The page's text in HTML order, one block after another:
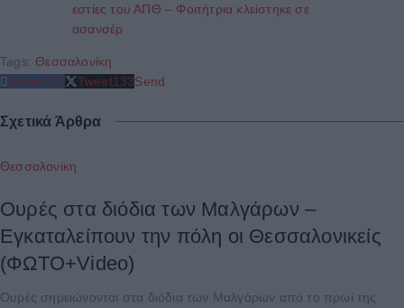
εστίες του ΑΠΘ – Φοιτήτρια κλείστηκε σε
ασανσέρ
Tags: Θεσσαλονίκη
Share212 Tweet133Send
Σχετικά Άρθρα
Θεσσαλονίκη
Ουρές στα διόδια των Μαλγάρων –
Εγκαταλείπουν την πόλη οι Θεσσαλονικείς
(ΦΩΤΟ+Video)
Ουρές σημειώνονται στα διόδια των Μαλγάρων από το πρωί της